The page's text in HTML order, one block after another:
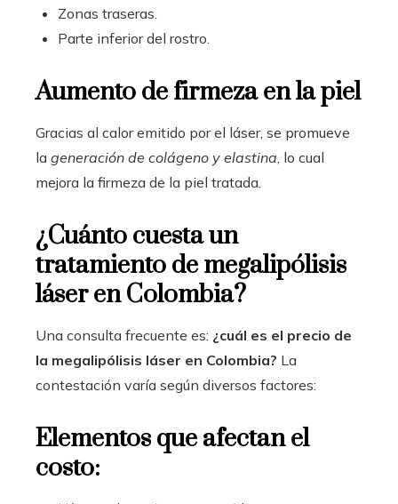
Zonas traseras.
Parte inferior del rostro.
Aumento de firmeza en la piel
Gracias al calor emitido por el láser, se promueve
la generación de colágeno y elastina , lo cual
mejora la firmeza de la piel tratada.
¿Cuánto cuesta un
tratamiento de megalipólisis
láser en Colombia?
Una consulta frecuente es: ¿cuál es el precio de
la megalipólisis láser en Colombia? La
contestación varía según diversos factores:
Elementos que afectan el
costo: